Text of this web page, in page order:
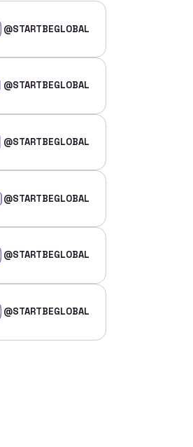
@STARTBEGLOBAL
@STARTBEGLOBAL
@STARTBEGLOBAL
@STARTBEGLOBAL
@STARTBEGLOBAL
@STARTBEGLOBAL